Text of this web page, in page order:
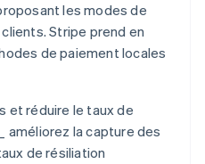
les modes de
Stripe prend en
de paiement locales
et réduire le taux de
améliorez la capture des
de résiliation